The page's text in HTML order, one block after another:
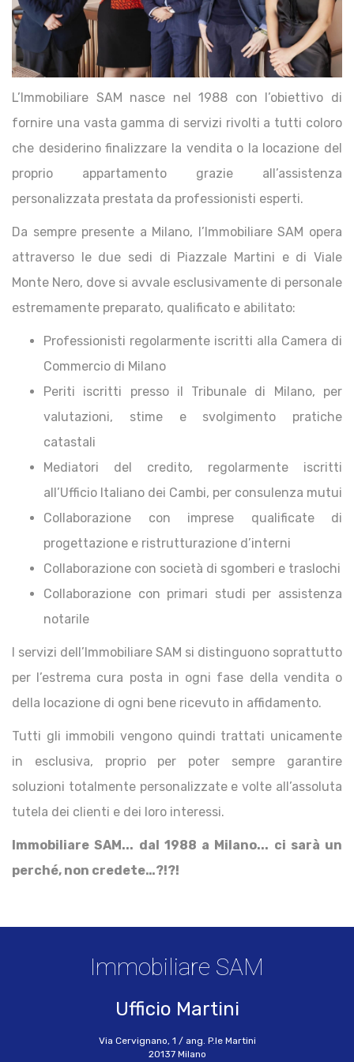
L’Immobiliare SAM nasce nel 1988 con l’obiettivo di
fornire una vasta gamma di servizi rivolti a tutti coloro
che desiderino finalizzare la vendita o la locazione del
proprio appartamento grazie all’assistenza
personalizzata prestata da professionisti esperti.
Da sempre presente a Milano, l’Immobiliare SAM opera
attraverso le due sedi di Piazzale Martini e di Viale
Monte Nero, dove si avvale esclusivamente di personale
estremamente preparato, qualificato e abilitato:
Professionisti regolarmente iscritti alla Camera di
Commercio di Milano
Periti iscritti presso il Tribunale di Milano, per
valutazioni, stime e svolgimento pratiche
catastali
Mediatori del credito, regolarmente iscritti
all’Ufficio Italiano dei Cambi, per consulenza mutui
Collaborazione con imprese qualificate di
progettazione e ristrutturazione d’interni
Collaborazione con società di sgomberi e traslochi
Collaborazione con primari studi per assistenza
notarile
I servizi dell’Immobiliare SAM si distinguono soprattutto
per l’estrema cura posta in ogni fase della vendita o
della locazione di ogni bene ricevuto in affidamento.
Tutti gli immobili vengono quindi trattati unicamente
in esclusiva, proprio per poter sempre garantire
soluzioni totalmente personalizzate e volte all’assoluta
tutela dei clienti e dei loro interessi.
Immobiliare SAM... dal 1988 a Milano... ci sarà un
perché, non credete…?!?!
Immobiliare SAM
Ufficio Martini
Via Cervignano, 1 / ang. P.le Martini
20137 Milano